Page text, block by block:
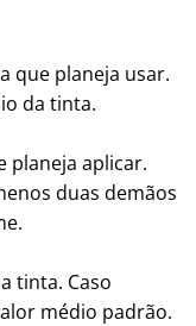
que planeja usar.
da tinta.
planeja aplicar.
duas demãos
tinta. Caso
médio padrão.